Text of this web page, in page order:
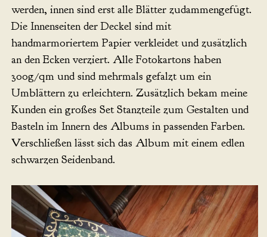
werden, innen sind erst alle Blätter zudammengefügt.
Die Innenseiten der Deckel sind mit
handmarmoriertem Papier verkleidet und zusätzlich
an den Ecken verziert. Alle Fotokartons haben
300g/qm und sind mehrmals gefalzt um ein
Umblättern zu erleichtern. Zusätzlich bekam meine
Kunden ein großes Set Stanzteile zum Gestalten und
Basteln im Innern des Albums in passenden Farben.
Verschließen lässt sich das Album mit einem edlen
schwarzen Seidenband.